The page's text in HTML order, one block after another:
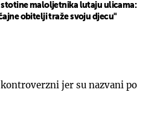
stotine maloljetnika lutaju ulicama:
obitelji traže svoju djecu"
jer su nazvani po